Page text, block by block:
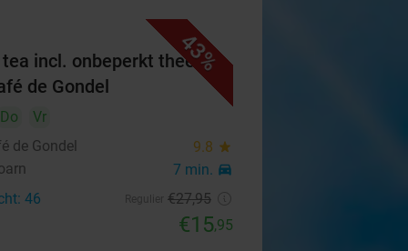
43%
incl. onbeperkt thee bij
de Gondel
Do
Vr
de Gondel
9.8 star
7 min. directions_car
46 €27,95
€15,95